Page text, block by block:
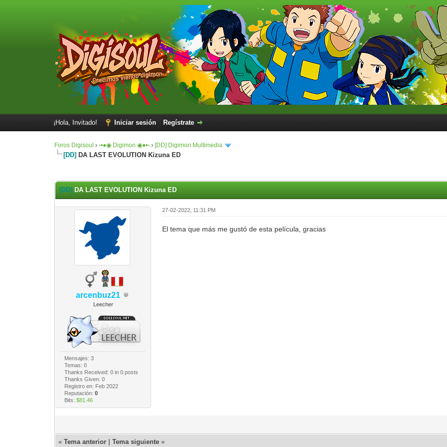
¡Hola, Invitado! Iniciar sesión Regístrate
Foros Digisoul ›◦•●◉ Digimon ◉●•◦ › [DD] Digimon Multimedia
[DD] DA LAST EVOLUTION Kizuna ED
[DD] DA LAST EVOLUTION Kizuna ED
arcenbuz21
Leecher
Mensajes: 3
Temas: 0
Thanks Received: 0in 0 posts
Thanks Given: 0
Registro en: Feb 2022
Reputación: 0
Bits: $81.46
27-02-2022, 11:31 PM
El tema que más me gustó de esta película, gracias
«Tema anterior |Tema siguiente »